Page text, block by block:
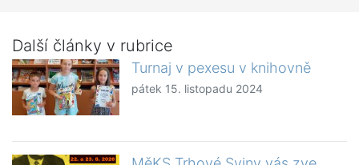
Další články v rubrice
Turnaj v pexesu v knihovně
pátek 15. listopadu 2024